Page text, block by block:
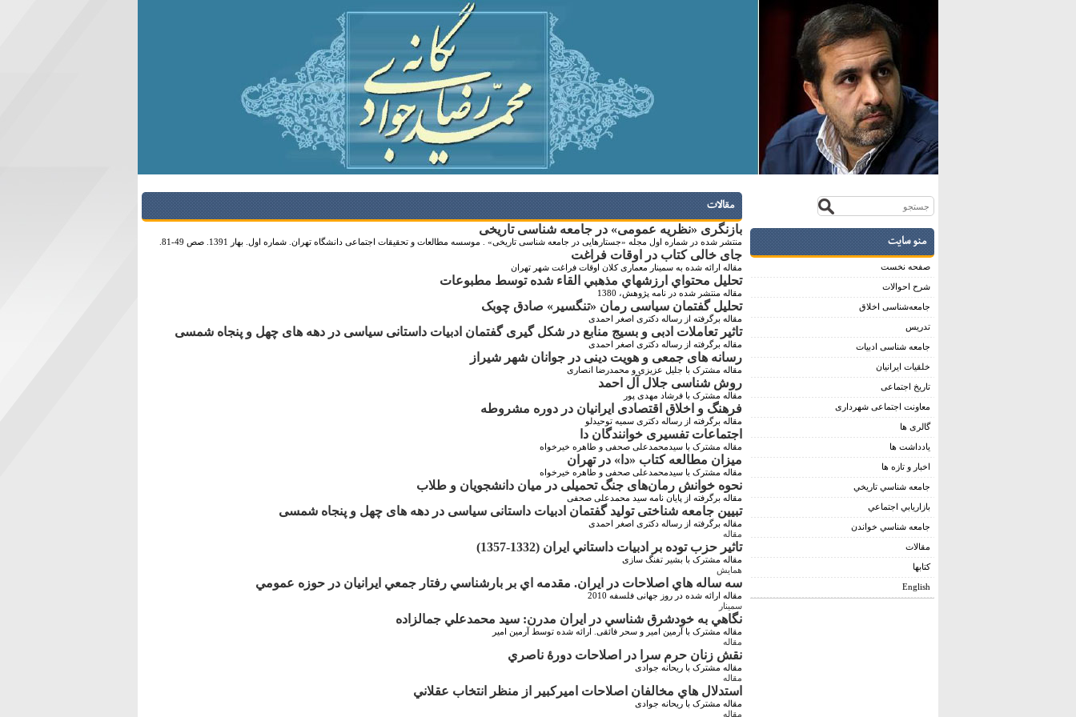
منو سایت
صفحه نخست
شرح احوالات
جامعه‌شناسی اخلاق
تدریس
جامعه شناسی ادبیات
خلقیات ایرانیان
تاریخ اجتماعی
معاونت اجتماعی شهرداری
گالری ها
يادداشت ها
اخبار و تازه ها
جامعه شناسي تاريخي
بازاريابي اجتماعي
جامعه شناسي خواندن
مقالات
کتابها
English
مقالات
بازنگری «نظریه عمومی» در جامعه شناسی تاریخی
منتشر شده در شماره اول مجله «جستارهایی در جامعه شناسی تاریخی» . موسسه مطالعات و تحقیقات اجتماعی دانشگاه تهران. شماره اول. بهار 1391. صص 49-81.
جای خالی کتاب در اوقات فراغت
مقاله ارائه شده به سمینار معماری کلان اوقات فراغت شهر تهران
تحليل‌ محتواي‌ ارزشهاي‌ مذهبي‌ القاء شده‌ توسط‌ مطبوعات
مقاله منتشر شده در نامه پژوهش، 1380
تحلیل گفتمان سیاسی رمان «تنگسیر» صادق چوبک
مقاله برگرفته از رساله دکتری اصغر احمدی
تاثیر تعاملات ادبی و بسیج منابع در شکل گیری گفتمان ادبیات داستانی سیاسی در دهه های چهل و پنجاه شمسی
مقاله برگرفته از رساله دکتری اصغر احمدی
رسانه های جمعی و هویت دینی در جوانان شهر شیراز
مقاله مشترک با جلیل عزیزی و محمدرضا انصاری
روش شناسی جلال آل احمد
مقاله مشترک با فرشاد مهدی پور
فرهنگ و اخلاق اقتصادی ایرانیان در دوره مشروطه
مقاله برگرفته از رساله دکتری سمیه توحیدلو
اجتماعات تفسیری خوانندگان دا
مقاله مشترک با سیدمحمدعلی صحفی و طاهره خیرخواه
میزان مطالعه کتاب «دا» در تهران
مقاله مشترک با سیدمحمدعلی صحفی و طاهره خیرخواه
نحوه‌ خوانش رمان‌های جنگ تحمیلی در میان دانشجویان و طلاب
مقاله برگرفته از پایان نامه سید محمدعلی صحفی
تبیین جامعه شناختی تولید گفتمان ادبیات داستانی سیاسی در دهه های چهل و پنجاه شمسی
مقاله برگرفته از رساله دکتری اصغر احمدی
مقاله
تاثير حزب توده بر ادبيات داستاني ايران (1332-1357)
مقاله مشترک با بشیر تفنگ سازی
همايش
سه ساله هاي اصلاحات در ايران. مقدمه اي بر بارشناسي رفتار جمعي ايرانيان در حوزه عمومي
مقاله ارائه شده در روز جهانی فلسفه 2010
سمينار
نگاهي به خودشرق شناسي در ايران مدرن: سيد محمدعلي جمالزاده
مقاله مشترک با آرمین امیر و سحر فائقی. ارائه شده توسط آرمین امیر
مقاله
نقش زنان حرم سرا در اصلاحات دورۀ ناصري
مقاله مشترک با ریحانه جوادی
مقاله
استدلال هاي مخالفان اصلاحات اميرکبير از منظر انتخاب عقلاني
مقاله مشترک با ریحانه جوادی
مقاله